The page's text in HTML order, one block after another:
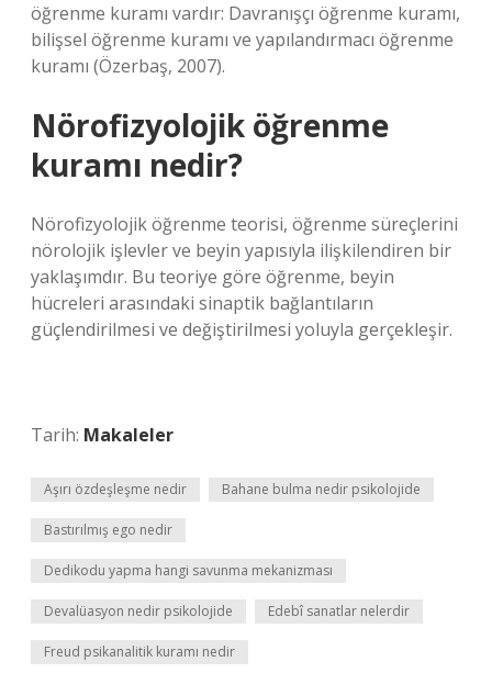
öğrenme kuramı vardır: Davranışçı öğrenme kuramı,
bilişsel öğrenme kuramı ve yapılandırmacı öğrenme
kuramı (Özerbaş, 2007).
Nörofizyolojik öğrenme
kuramı nedir?
Nörofizyolojik öğrenme teorisi, öğrenme süreçlerini
nörolojik işlevler ve beyin yapısıyla ilişkilendiren bir
yaklaşımdır. Bu teoriye göre öğrenme, beyin
hücreleri arasındaki sinaptik bağlantıların
güçlendirilmesi ve değiştirilmesi yoluyla gerçekleşir.
Tarih: Makaleler
Aşırı özdeşleşme nedir Bahane bulma nedir psikolojide
Bastırılmış ego nedir
Dedikodu yapma hangi savunma mekanizması
Devalüasyon nedir psikolojide Edebî sanatlar nelerdir
Freud psikanalitik kuramı nedir